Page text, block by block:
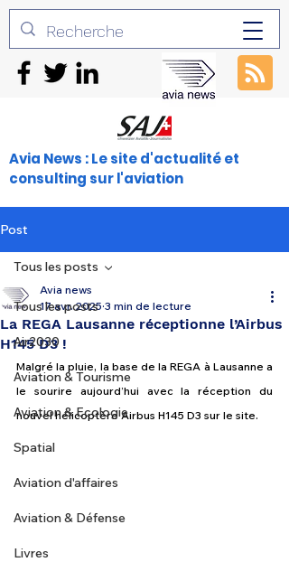
Avia News : Le site d'actualité et
consulting sur l'aviation
Post
Tous les posts
Air2030
Aviation & Tourisme
Aviation & Ecologie
Spatial
Aviation d'affaires
Aviation & Défense
Livres
Tous les posts
La REGA Lausanne réceptionne l’Airbus
H145 D3 !
Avia news
17 avr. 2025 3 min de lecture
Malgré la pluie, la base de la REGA à Lausanne a
le sourire aujourd’hui avec la réception du
nouvel hélicoptère Airbus H145 D3 sur le site.